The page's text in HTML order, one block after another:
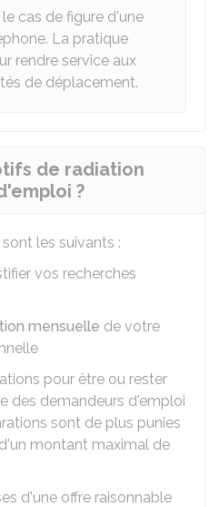
cas de figure d'une
La pratique
rendre service aux
de déplacement.
de radiation
?
les suivants :
vos recherches
mensuelle de votre
pour être ou rester
des demandeurs d'emploi
sont de plus punies
montant maximal de
d'une offre raisonnable